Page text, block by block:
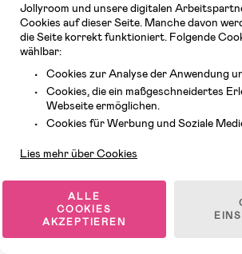
Auf Lager
QPlay Racer Laufrad, Mintgrün
Auf
(0)
QPlay
Jollyroom und unsere digitalen
Cookies auf dieser Seite. Manche davon
die Seite korrekt funktioniert. Folgende
wählbar:
Cookies zur Analyse der Anwendung
Cookies, die ein maßgeschneidertes
Webseite ermöglichen.
Cookies für Werbung und Soziale
Lies mehr über Cookies
ALLE
COOKIES
AKZEPTIEREN